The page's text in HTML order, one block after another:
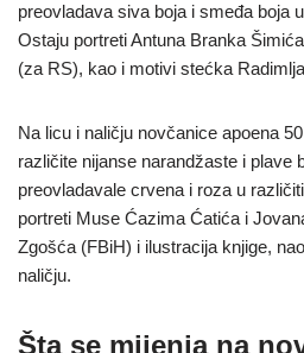
preovladava siva boja i smeđa boja
Ostaju portreti Antuna Branka
(za RS), kao i motivi stećka
Na licu i naličju novčanice apoena
različite nijanse narandžaste i plave
preovladavale crvena i roza u
portreti Muse Ćazima Ćatića i
Zgošća (FBiH) i ilustracija knjige,
naličju.
Šta se mijenja na